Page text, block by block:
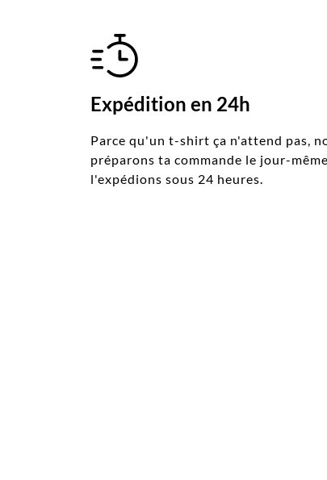
Expédition en 24h
Parce qu'un t-shirt ça n'attend pas,
préparons ta commande le jour-
l'expédions sous 24 heures.